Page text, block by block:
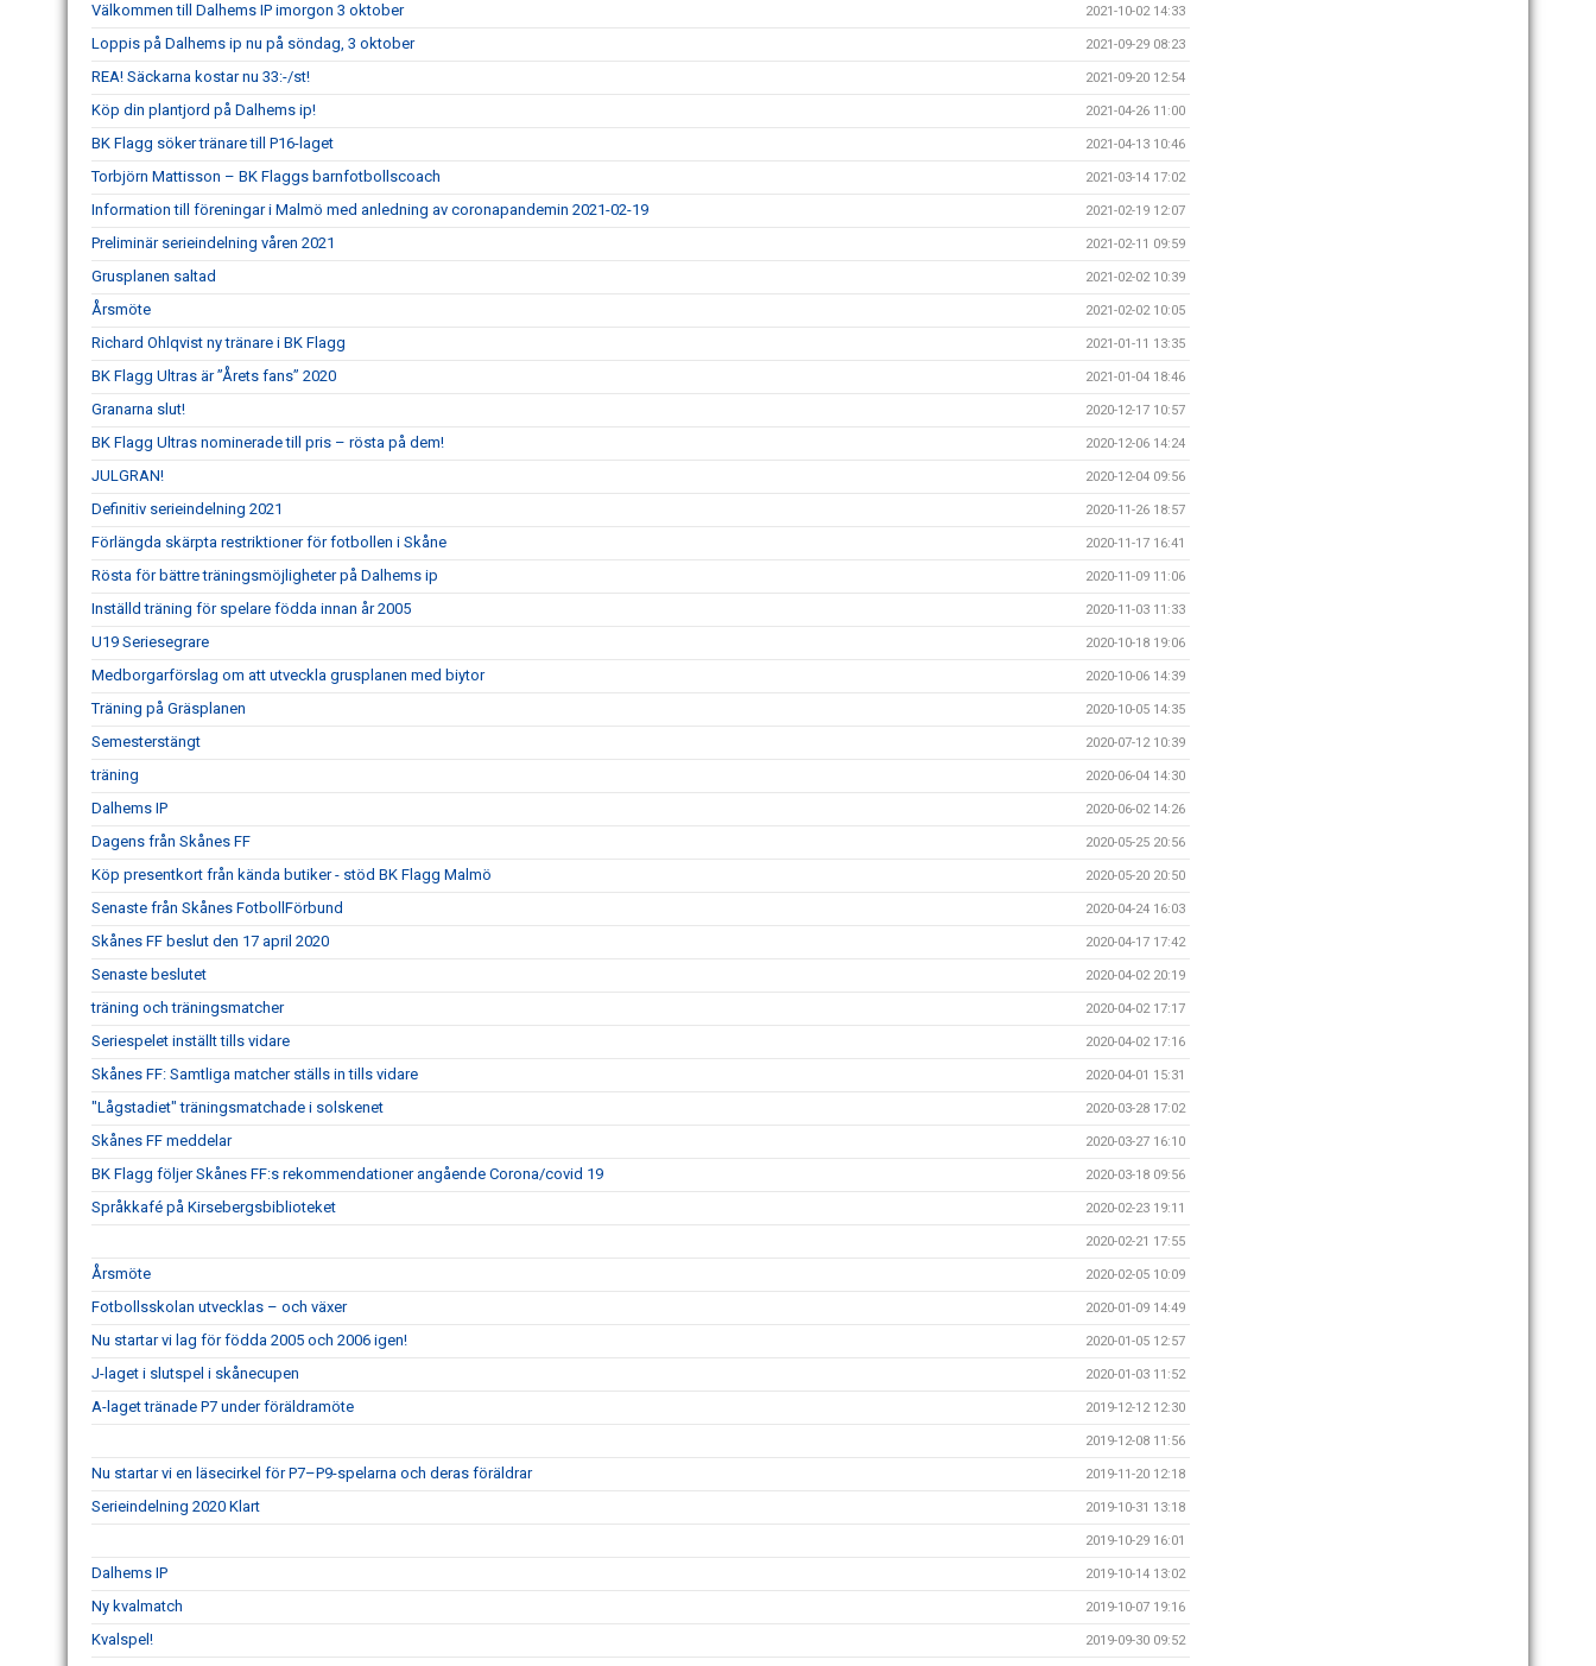
Välkommen till Dalhems IP imorgon 3 oktober 2021-10-02 14:33
Loppis på Dalhems ip nu på söndag, 3 oktober 2021-09-29 08:23
REA! Säckarna kostar nu 33:-/st! 2021-09-20 12:54
Köp din plantjord på Dalhems ip! 2021-04-26 11:00
BK Flagg söker tränare till P16-laget 2021-04-13 10:46
Torbjörn Mattisson – BK Flaggs barnfotbollscoach 2021-03-14 17:02
Information till föreningar i Malmö med anledning av coronapandemin 2021-02-19 2021-02-19 12:07
Preliminär serieindelning våren 2021 2021-02-11 09:59
Grusplanen saltad 2021-02-02 10:39
Årsmöte 2021-02-02 10:05
Richard Ohlqvist ny tränare i BK Flagg 2021-01-11 13:35
BK Flagg Ultras är ”Årets fans” 2020 2021-01-04 18:46
Granarna slut! 2020-12-17 10:57
BK Flagg Ultras nominerade till pris – rösta på dem! 2020-12-06 14:24
JULGRAN! 2020-12-04 09:56
Definitiv serieindelning 2021 2020-11-26 18:57
Förlängda skärpta restriktioner för fotbollen i Skåne 2020-11-17 16:41
Rösta för bättre träningsmöjligheter på Dalhems ip 2020-11-09 11:06
Inställd träning för spelare födda innan år 2005 2020-11-03 11:33
U19 Seriesegrare 2020-10-18 19:06
Medborgarförslag om att utveckla grusplanen med biytor 2020-10-06 14:39
Träning på Gräsplanen 2020-10-05 14:35
Semesterstängt 2020-07-12 10:39
träning 2020-06-04 14:30
Dalhems IP 2020-06-02 14:26
Dagens från Skånes FF 2020-05-25 20:56
Köp presentkort från kända butiker - stöd BK Flagg Malmö 2020-05-20 20:50
Senaste från Skånes FotbollFörbund 2020-04-24 16:03
Skånes FF beslut den 17 april 2020 2020-04-17 17:42
Senaste beslutet 2020-04-02 20:19
träning och träningsmatcher 2020-04-02 17:17
Seriespelet inställt tills vidare 2020-04-02 17:16
Skånes FF: Samtliga matcher ställs in tills vidare 2020-04-01 15:31
"Lågstadiet" träningsmatchade i solskenet 2020-03-28 17:02
Skånes FF meddelar 2020-03-27 16:10
BK Flagg följer Skånes FF:s rekommendationer angående Corona/covid 19 2020-03-18 09:56
Språkkafé på Kirsebergsbiblioteket 2020-02-23 19:11
2020-02-21 17:55
Årsmöte 2020-02-05 10:09
Fotbollsskolan utvecklas – och växer 2020-01-09 14:49
Nu startar vi lag för födda 2005 och 2006 igen! 2020-01-05 12:57
J-laget i slutspel i skånecupen 2020-01-03 11:52
A-laget tränade P7 under föräldramöte 2019-12-12 12:30
2019-12-08 11:56
Nu startar vi en läsecirkel för P7–P9-spelarna och deras föräldrar 2019-11-20 12:18
Serieindelning 2020 Klart 2019-10-31 13:18
2019-10-29 16:01
Dalhems IP 2019-10-14 13:02
Ny kvalmatch 2019-10-07 19:16
Kvalspel! 2019-09-30 09:52